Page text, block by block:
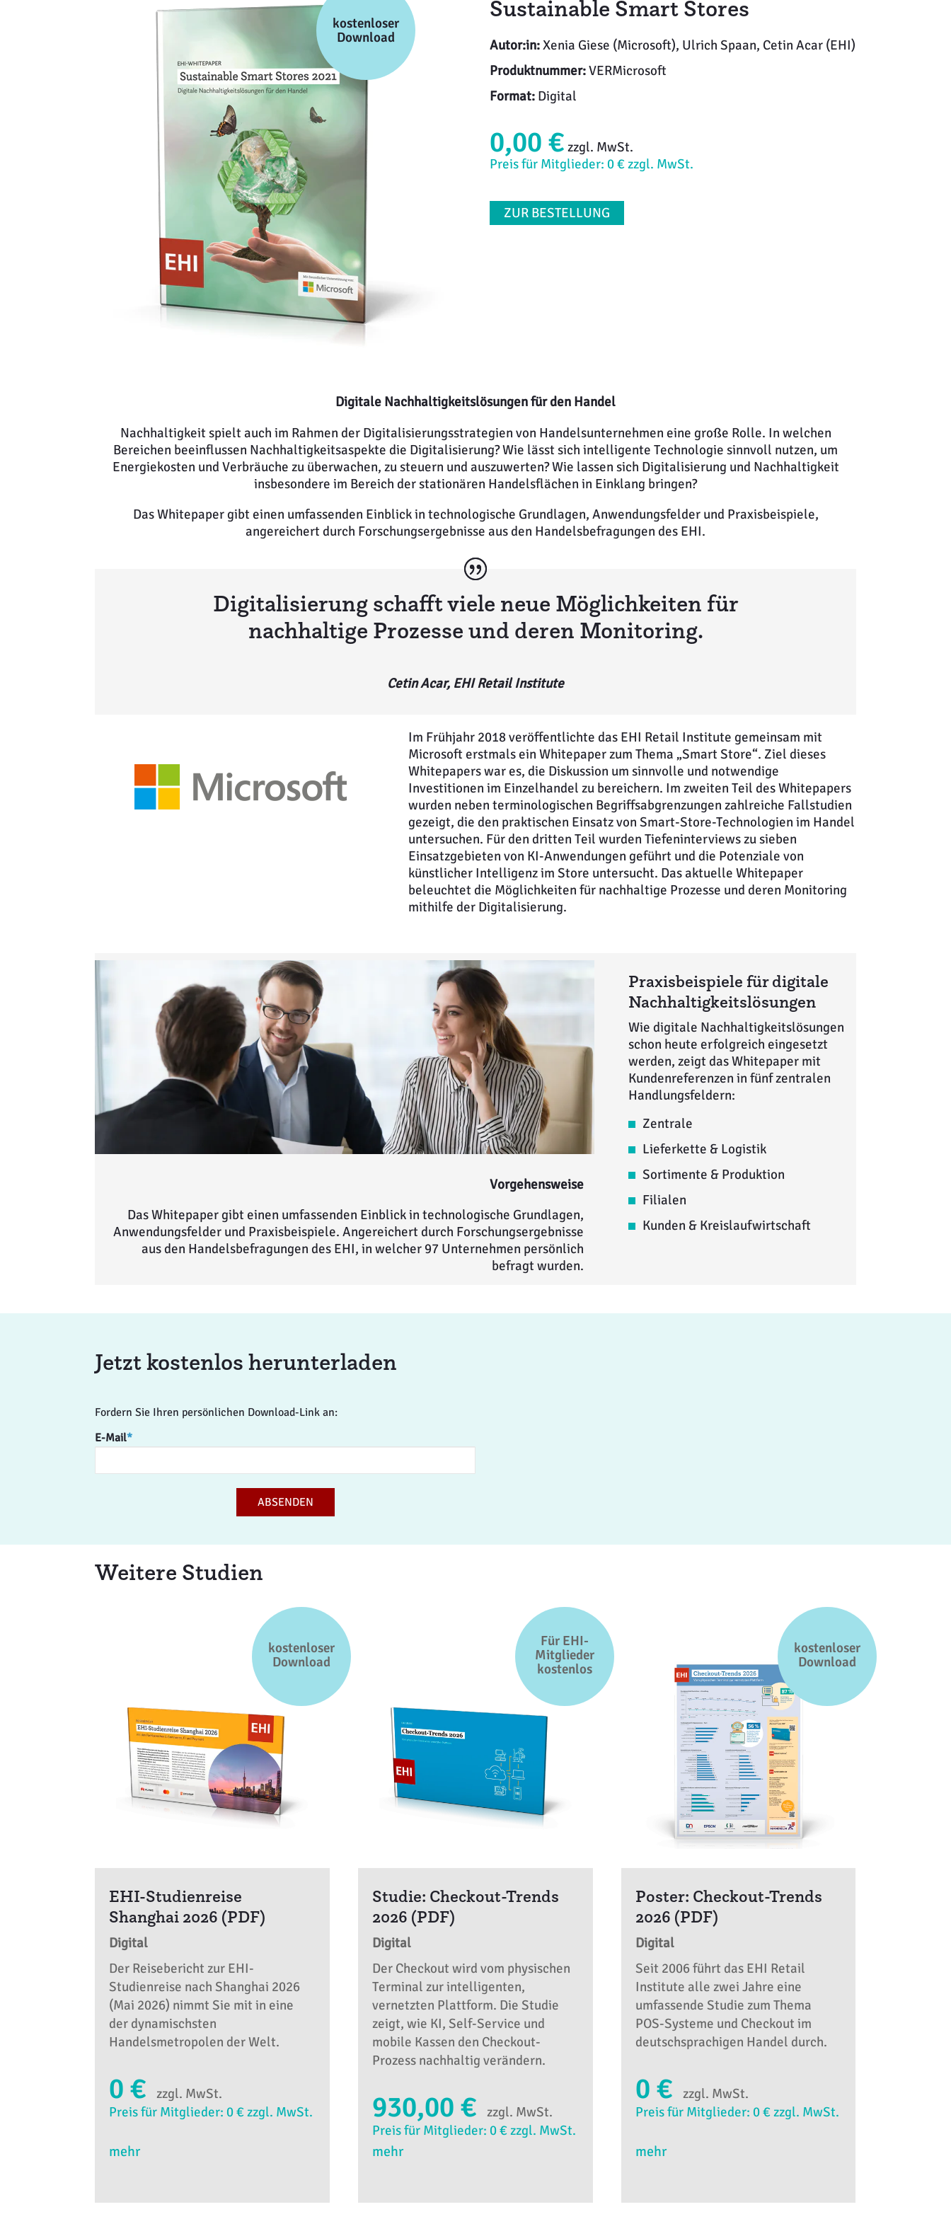
kostenloser
Download
Sustainable Smart Stores
Autor:in:Xenia Giese (Microsoft), Ulrich Spaan, Cetin Acar (EHI)
Produktnummer:VERMicrosoft
Format: Digital
0,00 € zzgl. MwSt.
Preis für Mitglieder: 0 € zzgl. MwSt.
ZUR BESTELLUNG
Digitale Nachhaltigkeitslösungen für den Handel
Nachhaltigkeit spielt auch im Rahmen der Digitalisierungsstrategien von Handelsunternehmen eine große Rolle. In welchen
Bereichen beeinflussen Nachhaltigkeitsaspekte die Digitalisierung? Wie lässt sich intelligente Technologie sinnvoll nutzen, um
Energiekosten und Verbräuche zu überwachen, zu steuern und auszuwerten? Wie lassen sich Digitalisierung und Nachhaltigkeit
insbesondere im Bereich der stationären Handelsflächen in Einklang bringen?
Das Whitepaper gibt einen umfassenden Einblick in technologische Grundlagen, Anwendungsfelder und Praxisbeispiele,
angereichert durch Forschungsergebnisse aus den Handelsbefragungen des EHI.
Digitalisierung schafft viele neue Möglichkeiten für
nachhaltige Prozesse und deren Monitoring.
Cetin Acar, EHI Retail Institute
Im Frühjahr 2018 veröffentlichte das EHI Retail Institute gemeinsam mit
Microsoft erstmals ein Whitepaper zum Thema „Smart Store“. Ziel dieses
Whitepapers war es, die Diskussion um sinnvolle und notwendige
Investitionen im Einzelhandel zu bereichern. Im zweiten Teil des Whitepapers
wurden neben terminologischen Begriffsabgrenzungen zahlreiche Fallstudien
gezeigt, die den praktischen Einsatz von Smart-Store-Technologien im Handel
untersuchen. Für den dritten Teil wurden Tiefeninterviews zu sieben
Einsatzgebieten von KI-Anwendungen geführt und die Potenziale von
künstlicher Intelligenz im Store untersucht. Das aktuelle Whitepaper
beleuchtet die Möglichkeiten für nachhaltige Prozesse und deren Monitoring
mithilfe der Digitalisierung.
Vorgehensweise
Das Whitepaper gibt einen umfassenden Einblick in technologische Grundlagen,
Anwendungsfelder und Praxisbeispiele. Angereichert durch Forschungsergebnisse
aus den Handelsbefragungen des EHI, in welcher 97 Unternehmen persönlich
befragt wurden.
Praxisbeispiele für digitale
Nachhaltigkeitslösungen
Wie digitale Nachhaltigkeitslösungen
schon heute erfolgreich eingesetzt
werden, zeigt das Whitepaper mit
Kundenreferenzen in fünf zentralen
Handlungsfeldern:
Zentrale
Lieferkette & Logistik
Sortimente & Produktion
Filialen
Kunden & Kreislaufwirtschaft
Jetzt kostenlos herunterladen
Fordern Sie Ihren persönlichen Download-Link an:
E-Mail*
ABSENDEN
Weitere Studien
kostenloser
Download
EHI-Studienreise
Shanghai 2026 (PDF)
Digital
Der Reisebericht zur EHI-
Studienreise nach Shanghai 2026
(Mai 2026) nimmt Sie mit in eine
der dynamischsten
Handelsmetropolen der Welt.
0 €
zzgl. MwSt.
Preis für Mitglieder: 0 € zzgl. MwSt.
mehr
Für EHI-
Mitglieder
kostenlos
Studie: Checkout-Trends
2026 (PDF)
Digital
Der Checkout wird vom physischen
Terminal zur intelligenten,
vernetzten Plattform. Die Studie
zeigt, wie KI, Self-Service und
mobile Kassen den Checkout-
Prozess nachhaltig verändern.
930,00 €
zzgl. MwSt.
Preis für Mitglieder: 0 € zzgl. MwSt.
mehr
kostenloser
Download
Poster: Checkout-Trends
2026 (PDF)
Digital
Seit 2006 führt das EHI Retail
Institute alle zwei Jahre eine
umfassende Studie zum Thema
POS-Systeme und Checkout im
deutschsprachigen Handel durch.
0 €
zzgl. MwSt.
Preis für Mitglieder: 0 € zzgl. MwSt.
mehr